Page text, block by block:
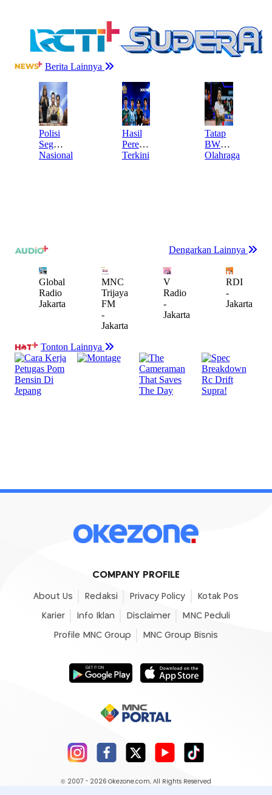
COMPANY PROFILE
About Us Redaksi Privacy Policy Kotak Pos
Karier Info Iklan Disclaimer MNC Peduli
Profile MNC Group MNC Group Bisnis
© 2007 - 2026 Okezone.com, All Rights Reserved